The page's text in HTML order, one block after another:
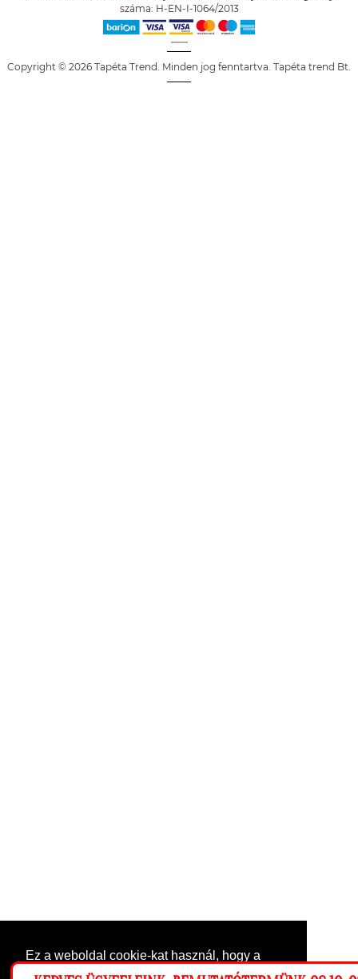
Ez a weboldal cookie-kat használ, hogy a
lehető legjobb élményt nyújtsa honlapunkon.
száma: H-EN-I-1064/2013
Copyright © 2026 Tapéta Trend. Minden jog fenntartva. Tapéta trend Bt.